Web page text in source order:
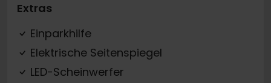
Extras
Einparkhilfe
Elektrische Seitenspiegel
LED-Scheinwerfer